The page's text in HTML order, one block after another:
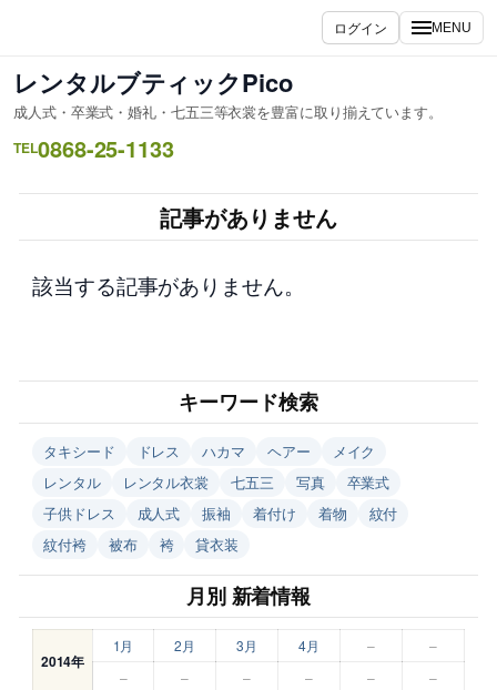
を
ス
キ
ッ
ログイン MENU
レンタルブティックPico
成人式・卒業式・婚礼・七五三等衣裳を豊富に取り揃えています。
TEL0868-25-1133
記事がありません
該当する記事がありません。
キーワード検索
タキシード ドレス ハカマ ヘアー
メイク
レンタル
レンタル衣裳 七五三 写真
卒業式
子供ドレス
成人式 振袖 着付け 着物
紋付
紋付袴
被布 袴 貸衣装
月別 新着情報
2014年
1月 2月 3月 4月 –
–
–
– – – – –